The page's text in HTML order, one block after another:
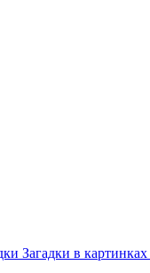
Загадки в картинках